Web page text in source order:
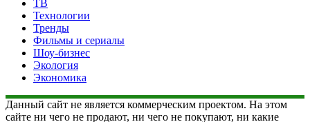
ТВ
Технологии
Тренды
Фильмы и сериалы
Шоу-бизнес
Экология
Экономика
Данный сайт не является коммерческим проектом. На этом
сайте ни чего не продают, ни чего не покупают, ни какие